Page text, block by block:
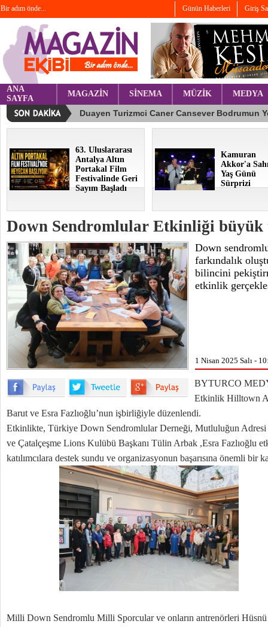
Bir adım önde... Günün Haberleri Giriş
ANA
SAYFA
MAGAZİN SİNEMA MÜZİK MEDYA
63. Uluslararası
Antalya Altın
Portakal Film
Festivalinde Geri
Sayım Başladı
Kamuran
Akkor'a
Yaş Günü
Sürprizi
Down Sendromlular Etkinliği büyük
Down
farkındalık
bilincini
etkinlik
1 Nisan 2025 Salı -
BYTURCO
Etkinlik Hilltown
Barut ve Esra Fazlıoğlu’nun işbirliğiyle düzenlendi.
Etkinlikte, Türkiye Down Sendromlular Derneği, Mutluluğun
ve Çatalçeşme Lions Kulübü Başkanı Tülin Arbak ,Esra Fazlıoğlu
katılımcılara destek sundu ve organizasyonun başarısına önemli bir
Milli Down Sendromlu Milli Sporcular ve onların antrenörleri